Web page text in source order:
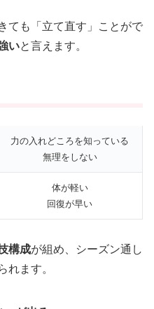
ても「立て直す」ことがで
いと言えます。
力の入れどころを知っている
無理をしない
体が軽い
回復が早い
構成が組め、シーズン通し
れます。